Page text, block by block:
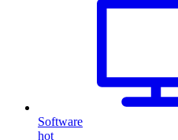
Software
hot